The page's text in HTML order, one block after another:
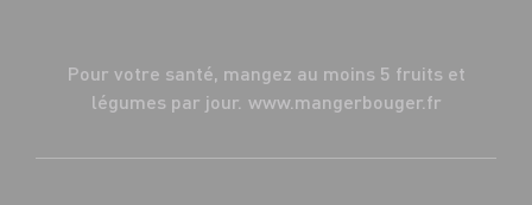
Pour votre santé, mangez au moins 5 fruits et
légumes par jour. www.mangerbouger.fr